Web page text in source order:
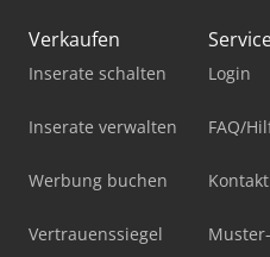
Verkaufen
Inserate schalten
Inserate verwalten
Werbung buchen
Vertrauenssiegel
Login
FAQ/
Kontakt